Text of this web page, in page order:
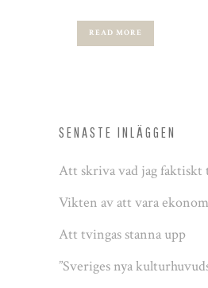
READ MORE
SENASTE INLÄGGEN
Att skriva vad jag faktiskt
Vikten av att vara
Att tvingas stanna upp
”Sveriges nya